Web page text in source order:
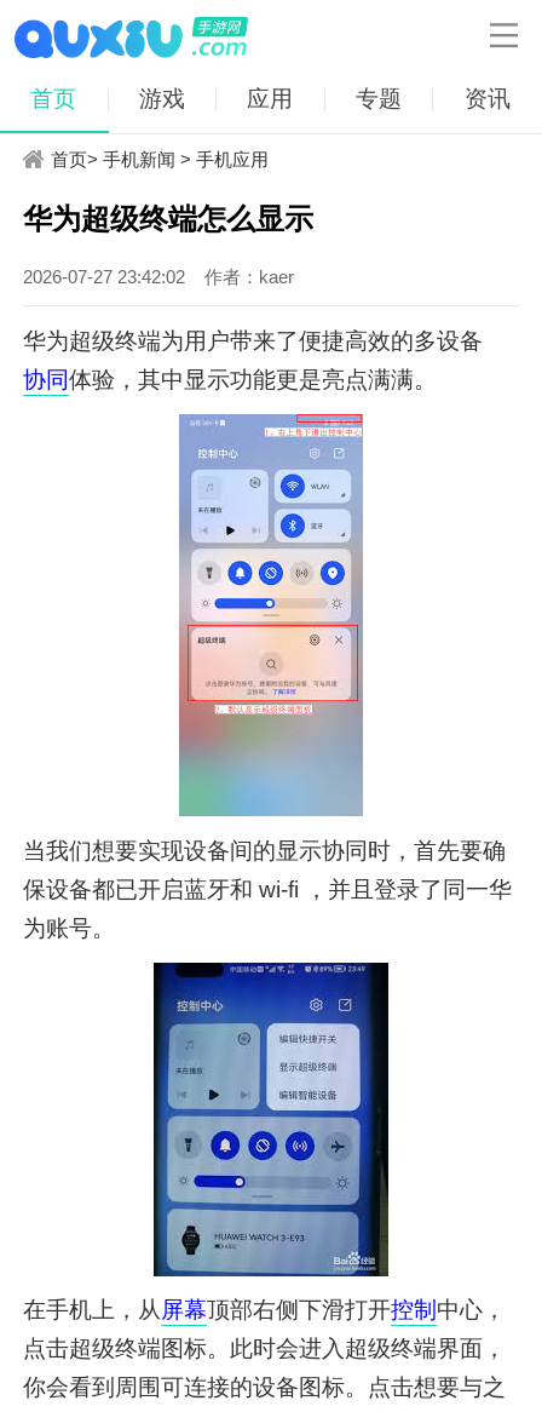

首页 游戏 应用 专题 资讯
首页>手机新闻 >手机应用
华为超级终端怎么显示
2026-07-27 23:42:02 作者：kaer
华为超级终端为用户带来了便捷高效的多设备
协同体验，其中显示功能更是亮点满满。
当我们想要实现设备间的显示协同时，首先要确
保设备都已开启蓝牙和 wi-fi ，并且登录了同一华
为账号。
在手机上，从屏幕顶部右侧下滑打开控制 中心，
点击超级终端图标。此时会进入超级终端界面，
你会看到周围可连接的设备图标。点击想要与之